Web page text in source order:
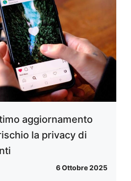
aggiornamento
la privacy di
6 Ottobre 2025